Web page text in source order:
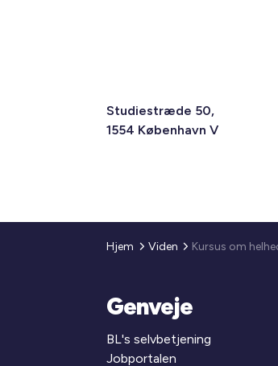
Studiestræde 50,
1554 København V
Hjem Viden
Genveje
BL's selvbetjening
Jobportalen